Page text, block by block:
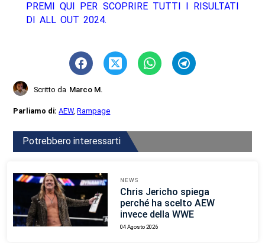
PREMI QUI PER SCOPRIRE TUTTI I RISULTATI
DI ALL OUT 2024.
Scritto da Marco M.
Parliamo di:AEW,Rampage
Potrebbero interessarti
NEWS
Chris Jericho spiega
perché ha scelto AEW
invece della WWE
04 Agosto 2026